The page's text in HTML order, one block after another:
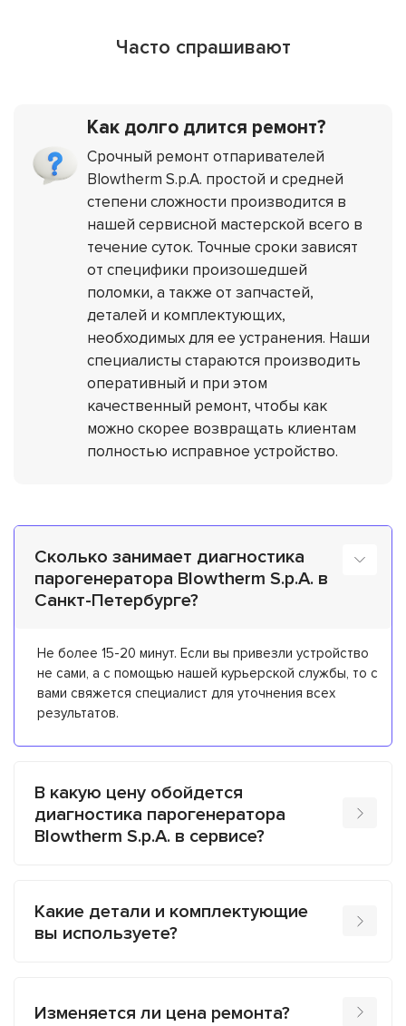
Часто спрашивают
Как долго длится ремонт?
Срочный ремонт отпаривателей
Blowtherm S.p.A. простой и средней
степени сложности производится в
нашей сервисной мастерской всего в
течение суток. Точные сроки зависят
от специфики произошедшей
поломки, а также от запчастей,
деталей и комплектующих,
необходимых для ее устранения. Наши
специалисты стараются производить
оперативный и при этом
качественный ремонт, чтобы как
можно скорее возвращать клиентам
полностью исправное устройство.
Сколько занимает диагностика
парогенератора Blowtherm S.p.A. в
Санкт-Петербурге?
Не более 15-20 минут. Если вы привезли устройство
не сами, а с помощью нашей курьерской службы, то с
вами свяжется специалист для уточнения всех
результатов.
В какую цену обойдется
диагностика парогенератора
Blowtherm S.p.A. в сервисе?
Какие детали и комплектующие
вы используете?
Изменяется ли цена ремонта?